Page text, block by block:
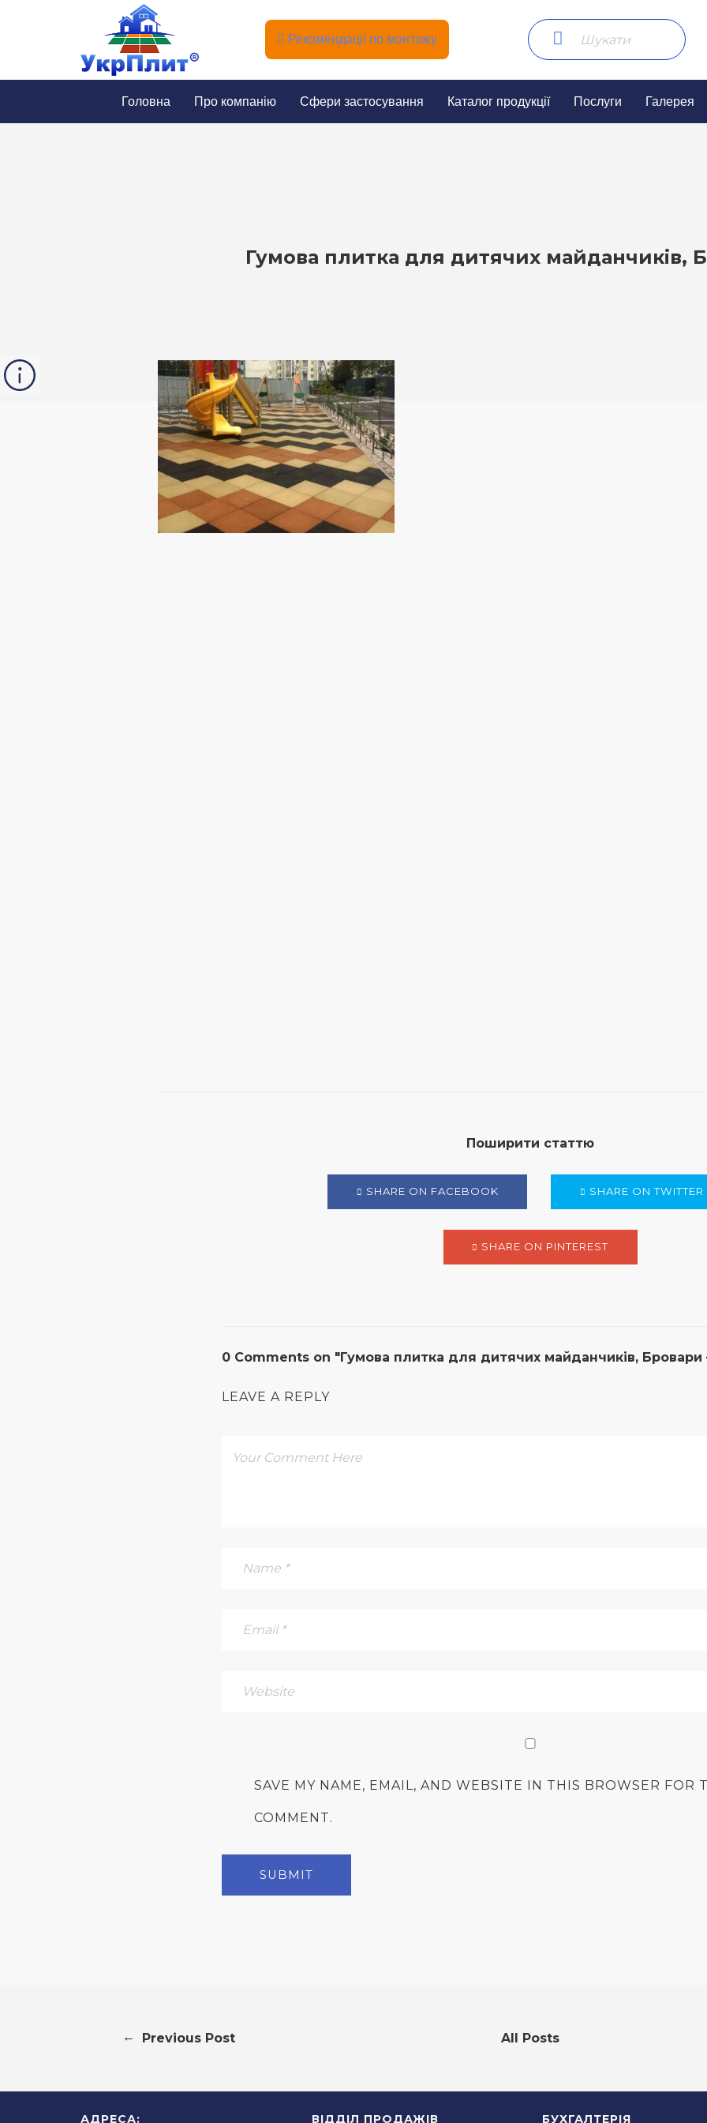
Рекомендації по монтажу
Головна Про компанію Сфери застосування Каталог продукції Послуги Галерея
Гумова плитка для дитячих майданчиків,
Поширити статтю
SHARE ON FACEBOOK SHARE ON TWITTER
SHARE ON PINTEREST
0 Comments on "Гумова плитка для дитячих майданчиків, Бровари
LEAVE A REPLY
SAVE MY NAME, EMAIL, AND WEBSITE IN THIS BROWSER FOR
COMMENT.
← Previous Post All Posts
АДРЕСА: ВІДДІЛ ПРОДАЖІВ БУХГАЛТЕРІЯ